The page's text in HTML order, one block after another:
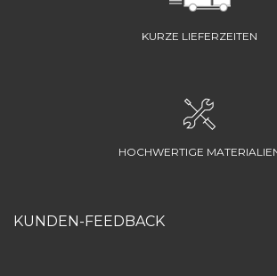
KURZE LIEFERZEITEN
HOCHWERTIGE
KUNDEN-FEEDBACK